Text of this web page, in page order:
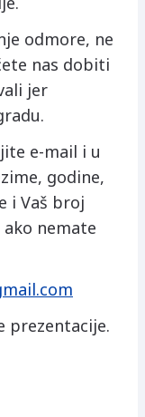
odmore, ne
nas dobiti
jer
e-mail i u
godine,
i Vaš broj
nemate
prezentacije.